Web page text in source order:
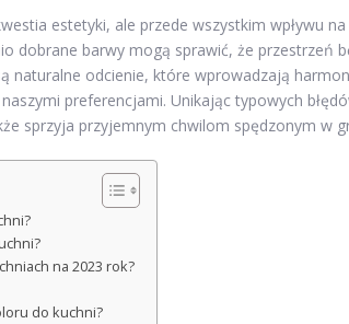
estetyki, ale przede wszystkim wpływu
dobrane barwy mogą sprawić, że przestrzeń
naturalne odcienie, które wprowadzają
preferencjami. Unikając typowych
sprzyja przyjemnym chwilom spędzonym w
na 2023 rok?
do kuchni?